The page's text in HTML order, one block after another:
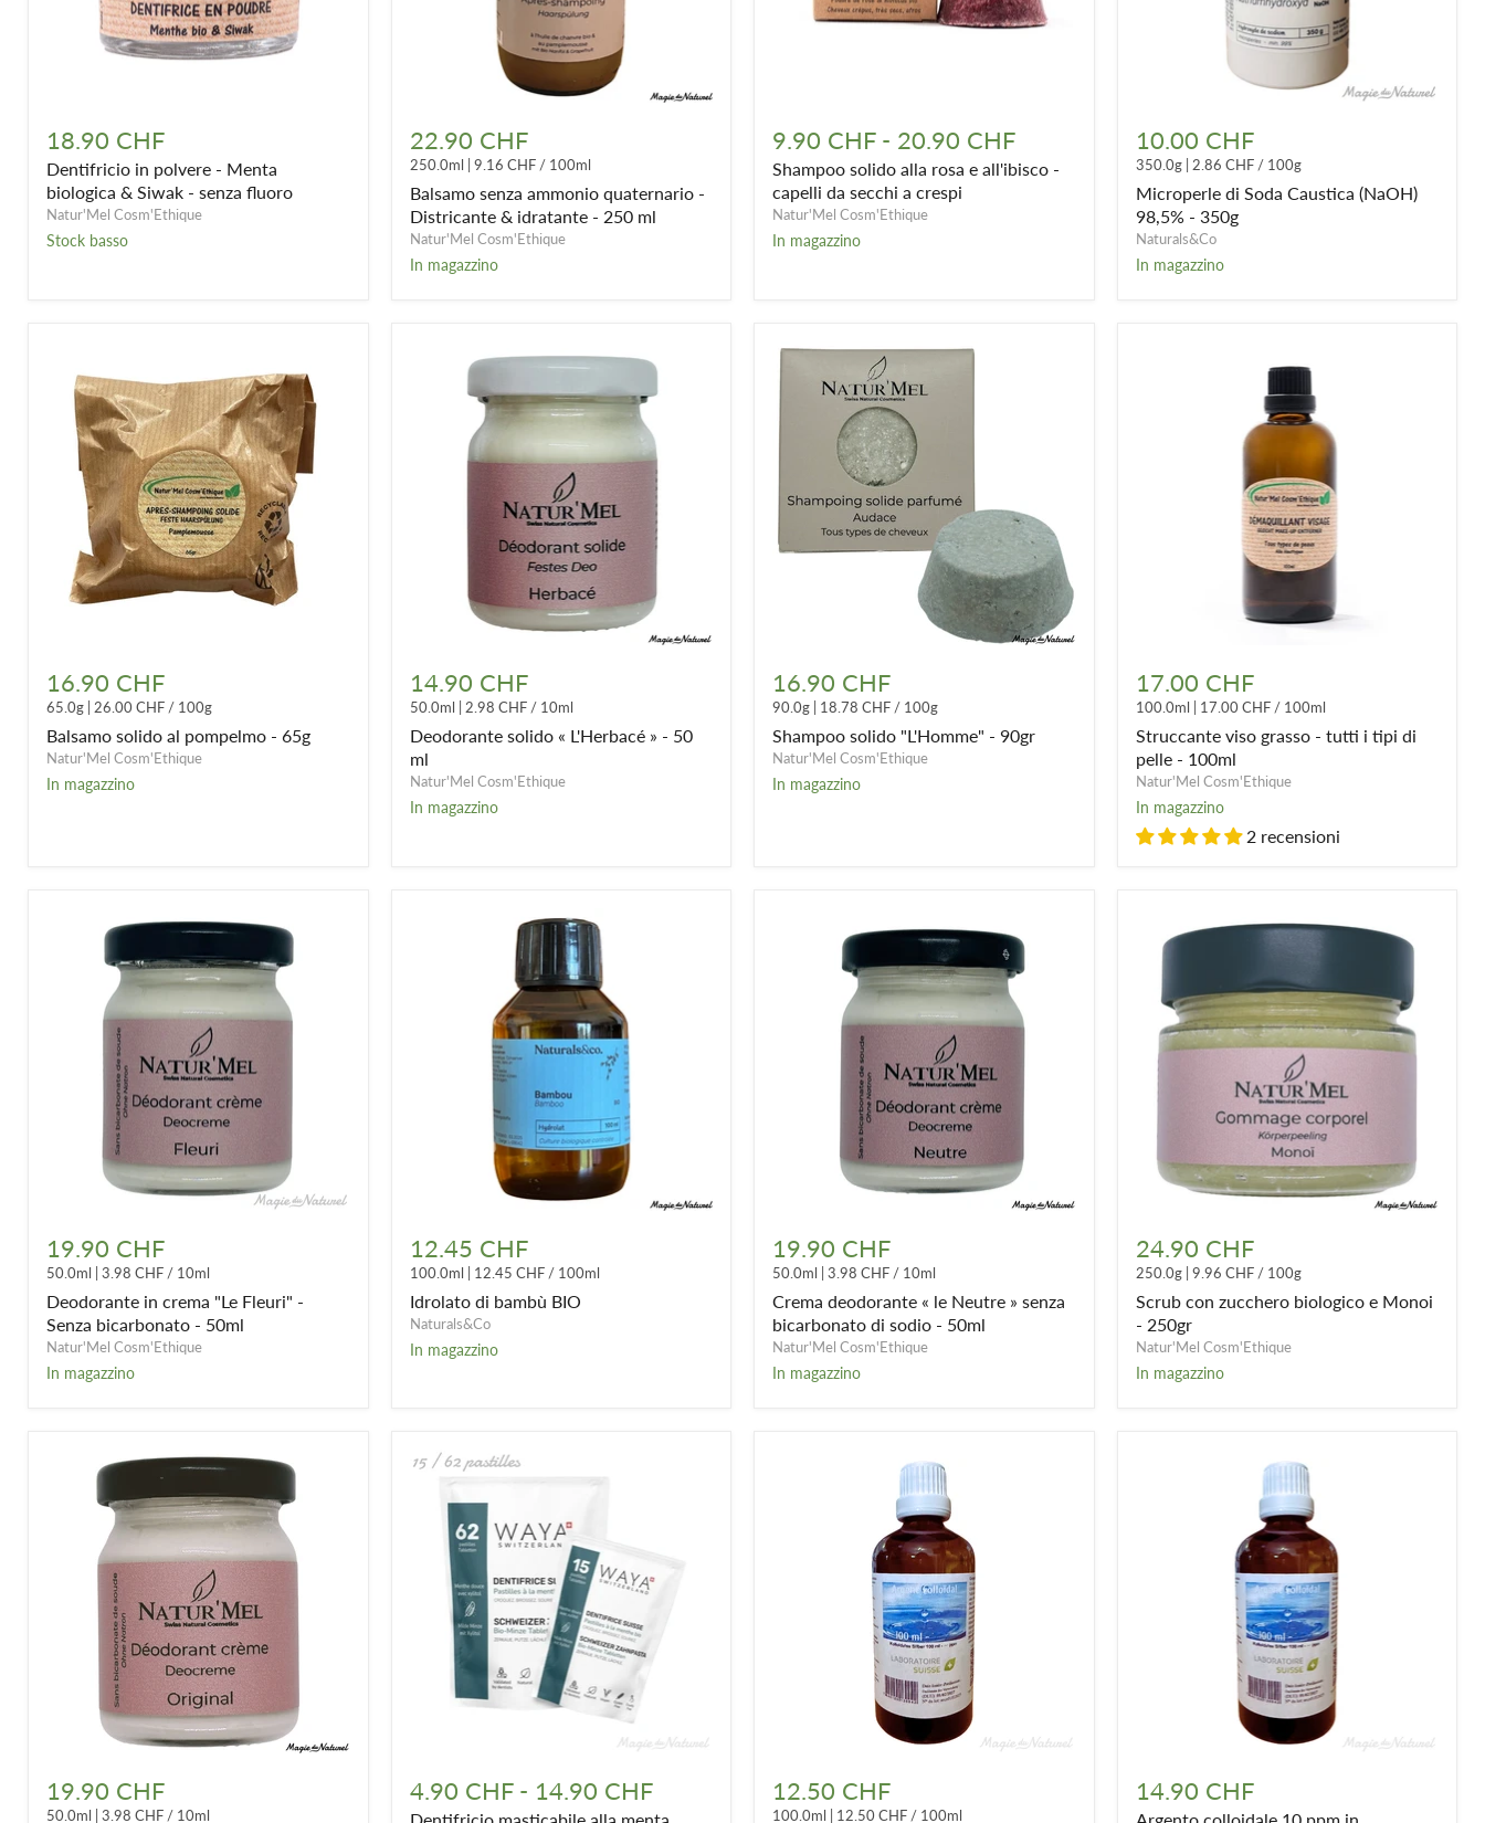
in
polvere
-
Menta
biologica
&
Siwak
18.90 CHF
Dentifricio in polvere - Menta
biologica & Siwak - senza fluoro
Natur'Mel Cosm'Ethique
Stock basso
senza
ammonio
quaternario
-
Districante
&
idratante
-
22.90 CHF
250.0ml 9.16 CHF/ 100ml
Balsamo senza ammonio quaternario -
Districante & idratante - 250 ml
Natur'Mel Cosm'Ethique
In magazzino
solido
alla
rosa
e
all'ibisco
-
capelli
9.90 CHF- 20.90 CHF
Shampoo solido alla rosa e all'ibisco -
capelli da secchi a crespi
Natur'Mel Cosm'Ethique
In magazzino
di
Soda
Caustica
(NaOH)
98,5%
-
350g
10.00 CHF
350.0g| 2.86 CHF/ 100g
Microperle di Soda Caustica (NaOH)
98,5% - 350g
Naturals&Co
In magazzino
solido
al
pompelmo
-
65g
16.90 CHF
65.0g 26.00 CHF / 100g
Balsamo solido al pompelmo - 65g
Natur'Mel Cosm'Ethique
In magazzino
solido
«
L'Herbacé
»
-
50
ml
14.90 CHF
50.0ml 2.98 CHF/ 10ml
Deodorante solido « L'Herbacé » - 50
ml
Natur'Mel Cosm'Ethique
In magazzino
solido
"L'Homme"
-
90gr
16.90 CHF
90.0g 18.78 CHF / 100g
Shampoo solido "L'Homme" - 90gr
Natur'Mel Cosm'Ethique
In magazzino
viso
grasso
-
tutti
i
tipi
di
pelle
-
100ml
17.00 CHF
100.0ml 17.00 CHF/ 100ml
Struccante viso grasso - tutti i tipi di
pelle - 100ml
Natur'Mel Cosm'Ethique
In magazzino
2 recensioni
in
crema
"Le
Fleuri"
-
Senza
bicarbonato
-
19.90 CHF
50.0ml 3.98 CHF/ 10ml
Deodorante in crema "Le Fleuri" -
Senza bicarbonato - 50ml
Natur'Mel Cosm'Ethique
In magazzino
di
bambù
BIO
12.45 CHF
100.0ml 12.45 CHF/ 100ml
Idrolato di bambù BIO
Naturals&Co
In magazzino
deodorante
«
le
Neutre
»
senza
bicarbonato
di
19.90 CHF
50.0ml 3.98 CHF/ 10ml
Crema deodorante « le Neutre » senza
bicarbonato di sodio - 50ml
Natur'Mel Cosm'Ethique
In magazzino
con
zucchero
biologico
e
Monoi
-
250gr
24.90 CHF
250.0g| 9.96 CHF/ 100g
Scrub con zucchero biologico e Monoi
- 250gr
Natur'Mel Cosm'Ethique
In magazzino
deodorante
«19.90 CHF
50.0ml 3.98 CHF / 10ml
masticabile
alla
4.90 CHF- 14.90 CHF
colloidale
5
12.50 CHF
100.0ml 12.50 CHF / 100ml
colloidale
10
14.90 CHF